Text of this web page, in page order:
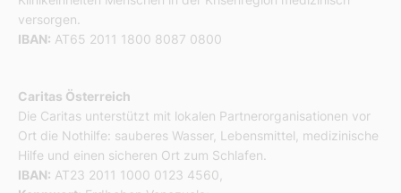
versorgen.
IBAN: AT65 2011 1800 8087 0800
Caritas Österreich
Die Caritas unterstützt mit lokalen Partnerorganisationen vor
Ort die Nothilfe: sauberes Wasser, Lebensmittel, medizinische
Hilfe und einen sicheren Ort zum Schlafen.
IBAN: AT23 2011 1000 0123 4560,